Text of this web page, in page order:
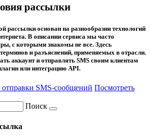
рассылки
рассылки основан на разнообразии технологий
В описании сервиса мы часто
с которыми знакомы не все. Здесь
и разъяснений, применяемых в отрасли.
аккаунт и отправлять SMS своим клиентам
или интеграцию API.
отправки SMS-сообщений Посмотреть
Поиск